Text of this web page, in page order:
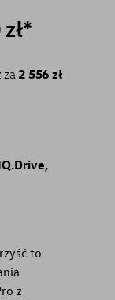
za 2 556 zł
to
z